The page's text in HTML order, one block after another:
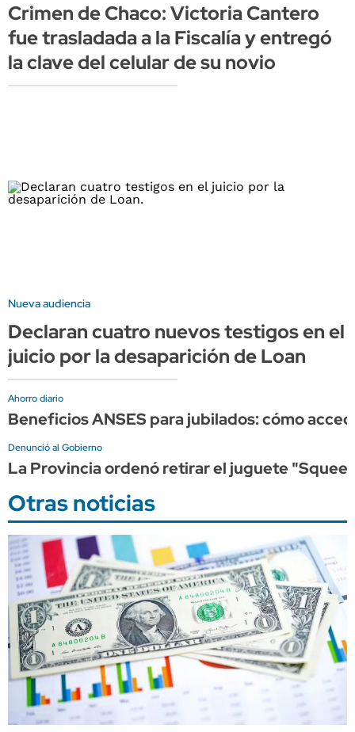
Crimen de Chaco: Victoria Cantero
fue trasladada a la Fiscalía y entregó
la clave del celular de su novio
Nueva audiencia
Declaran cuatro nuevos testigos en el
juicio por la desaparición de Loan
Ahorro diario
Beneficios ANSES para jubilados: cómo
Denunció al Gobierno
La Provincia ordenó retirar el juguete
Otras noticias